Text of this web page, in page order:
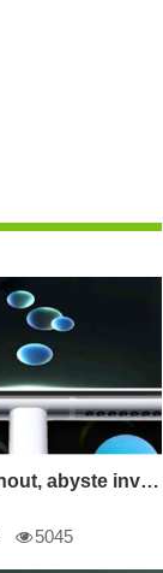
Proč navrhnout, abyste investovali do smartphonu s rychlým nabíjením
5045